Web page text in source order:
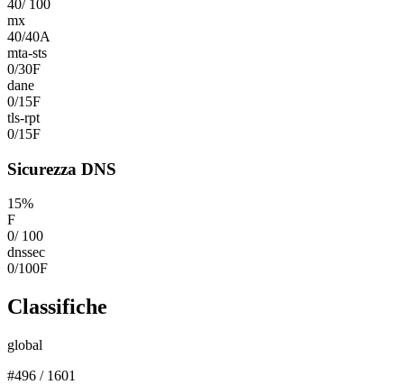
40/ 100
mx
40/40A
mta-sts
0/30F
dane
0/15F
tls-rpt
0/15F
Sicurezza DNS
15%
F
0/ 100
dnssec
0/100F
Classifiche
global
#496 / 1601